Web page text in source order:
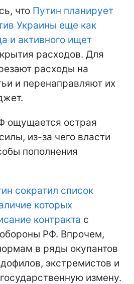
что Путин планирует
Украины еще как
и активного ищет
расходов. Для
расходы на
и перенаправляют их
ощущается острая
из-за чего власти
пополнения
сократил список
которых
контракта с
РФ. Впрочем,
в ряды окупантов
экстремистов и
измену.